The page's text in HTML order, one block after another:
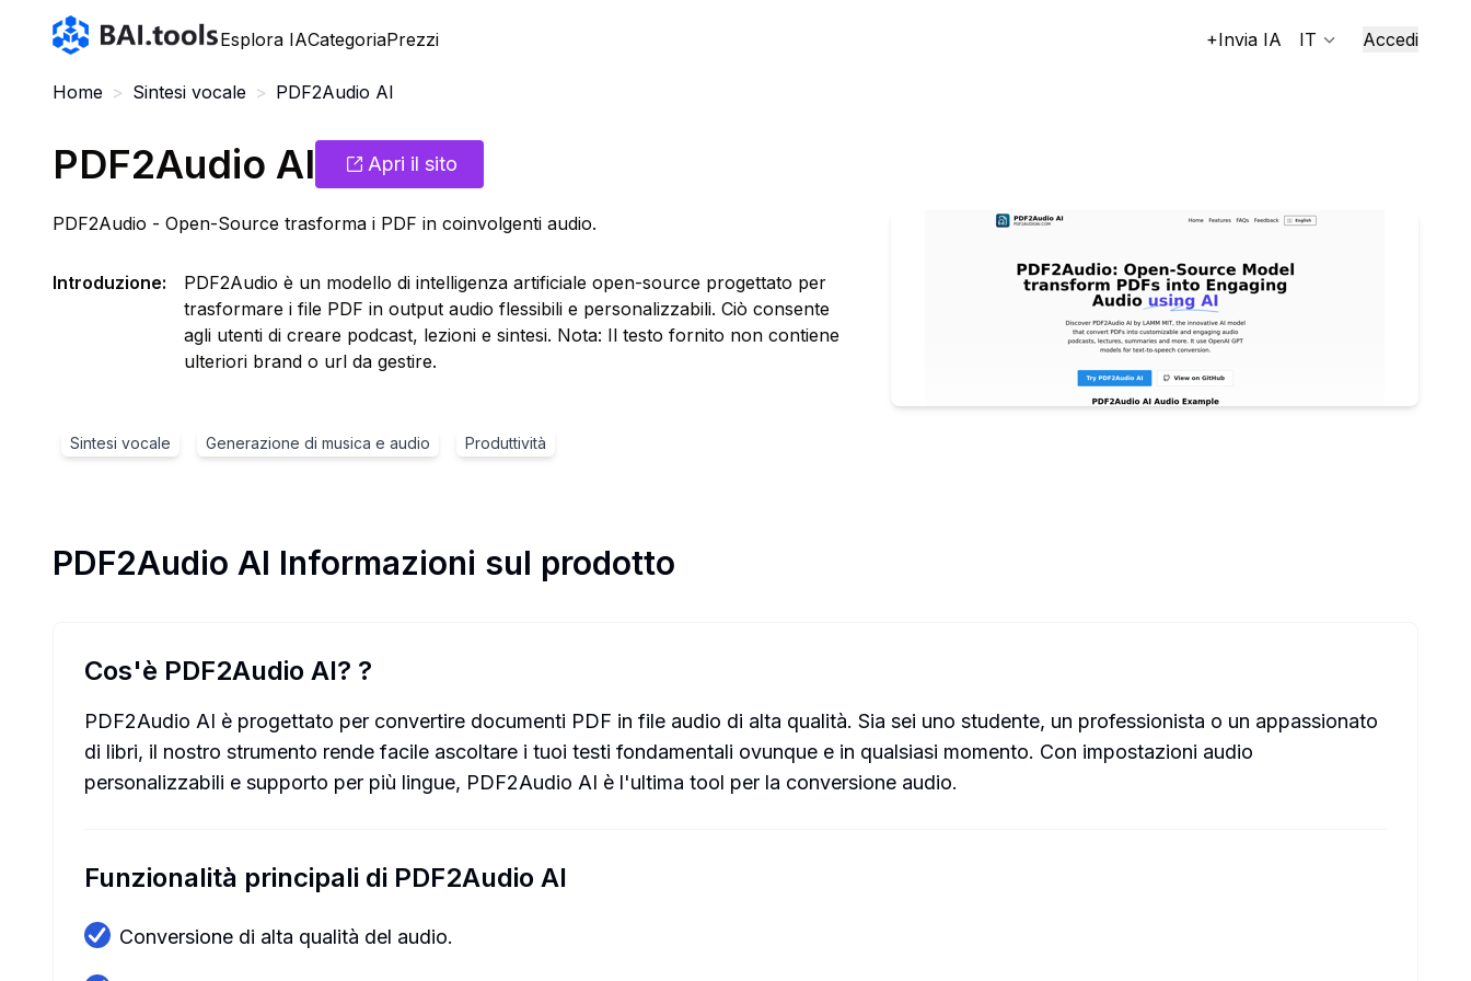
Bai.tools
Esplora IACategoriaPrezzi +Invia IA IT Accedi
Home > Sintesi vocale > PDF2Audio AI
PDF2Audio AI Apri il sito
PDF2Audio - Open-Source trasforma i PDF in coinvolgenti audio.
Introduzione:
PDF2Audio è un modello di intelligenza artificiale open-source progettato per
trasformare i file PDF in output audio flessibili e personalizzabili. Ciò consente
agli utenti di creare podcast, lezioni e sintesi. Nota: Il testo fornito non contiene
ulteriori brand o url da gestire.
Sintesi vocale Generazione di musica e audio Produttività
PDF2Audio AI Informazioni sul prodotto
Cos'è PDF2Audio AI? ?
PDF2Audio AI è progettato per convertire documenti PDF in file audio di alta qualità. Sia sei uno studente, un professionista o un appassionato
di libri, il nostro strumento rende facile ascoltare i tuoi testi fondamentali ovunque e in qualsiasi momento. Con impostazioni audio
personalizzabili e supporto per più lingue, PDF2Audio AI è l'ultima tool per la conversione audio.
Funzionalità principali di PDF2Audio AI
Conversione di alta qualità del audio.